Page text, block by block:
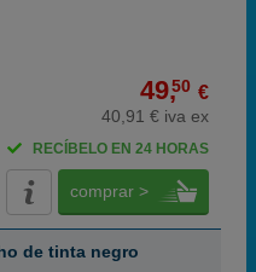
49,50 €
40,91 € iva ex
RECÍBELO EN 24 HORAS
comprar >
de tinta negro